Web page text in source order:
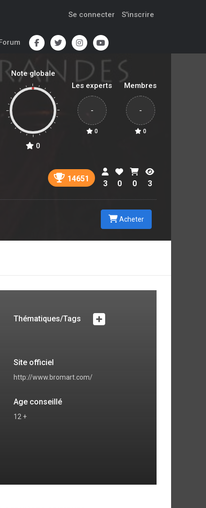
Se connecter S'inscrire
Note globale
0
Les experts
-
0
Membres
-
0
14651
3 0 0 3
Acheter
Thématiques/Tags
Site officiel
http://www.bromart.com/
Age conseillé
12 +